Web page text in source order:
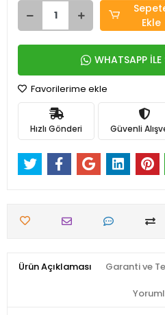
Ekle
WHATSAPP İLE
Favorilerime ekle
Hızlı Gönderi Güvenli
Ürün Açıklaması Garanti ve